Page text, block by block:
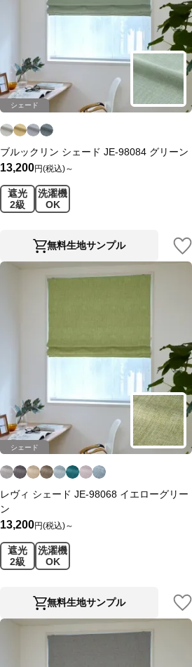
シェード
ブルックリン シェード JE-98084 グリーン
13,200円(税込)～
遮光
2級
洗濯機
OK
無料生地サンプル
シェード
レヴィ シェード JE-98068 イエローグリー
ン
13,200円(税込)～
遮光
2級
洗濯機
OK
無料生地サンプル